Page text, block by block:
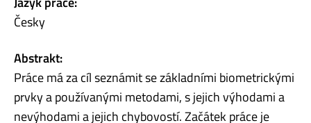
Česky
Abstrakt:
Práce má za cíl seznámit se základními biometrickými
prvky a používanými metodami, s jejich výhodami a
nevýhodami a jejich chybovostí. Začátek práce je